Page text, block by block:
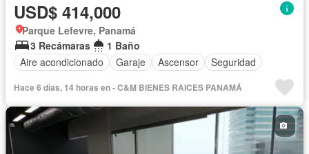
USD$ 414,000
Parque Lefevre, Panamá
3 Recámaras
1 Baño
Aire acondicionado
Garaje Ascensor Seguridad
Hace 6 días, 14 horas en - C&M BIENES RAICES PANAMÁ